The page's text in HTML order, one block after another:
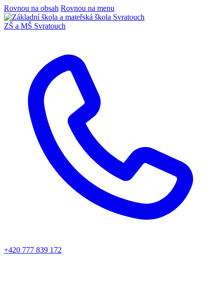
Rovnou na obsah Rovnou na menu
ZŠ a MŠ Svratouch
+420 777 839 172